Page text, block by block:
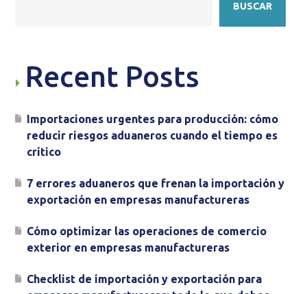
BUSCAR
Recent Posts
Importaciones urgentes para producción: cómo
reducir riesgos aduaneros cuando el tiempo es
crítico
7 errores aduaneros que frenan la importación y
exportación en empresas manufactureras
Cómo optimizar las operaciones de comercio
exterior en empresas manufactureras
Checklist de importación y exportación para